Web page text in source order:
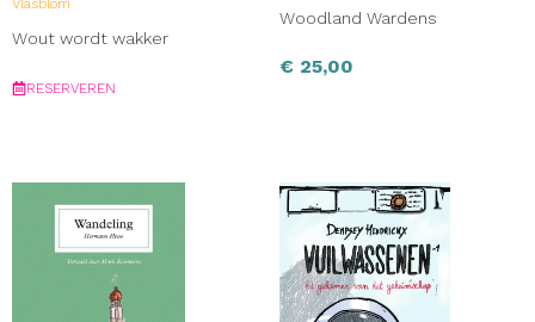
Vlasblom
Wout wordt wakker
RESERVEREN
Woodland Wardens
€ 25,00